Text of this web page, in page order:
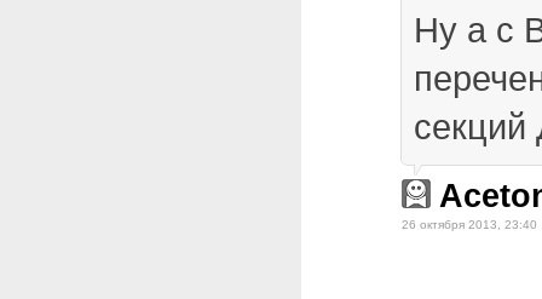
Ну а с
26 октября 2013, 23:40